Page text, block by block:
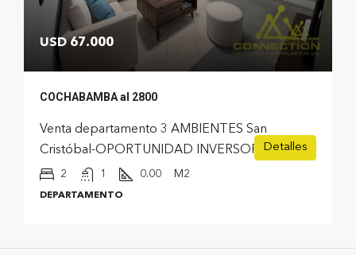
USD 67.000
COCHABAMBA al 2800
Venta departamento 3 AMBIENTES San
Cristóbal-OPORTUNIDAD INVERSOR
2 1 0.00 M2
DEPARTAMENTO
Detalles